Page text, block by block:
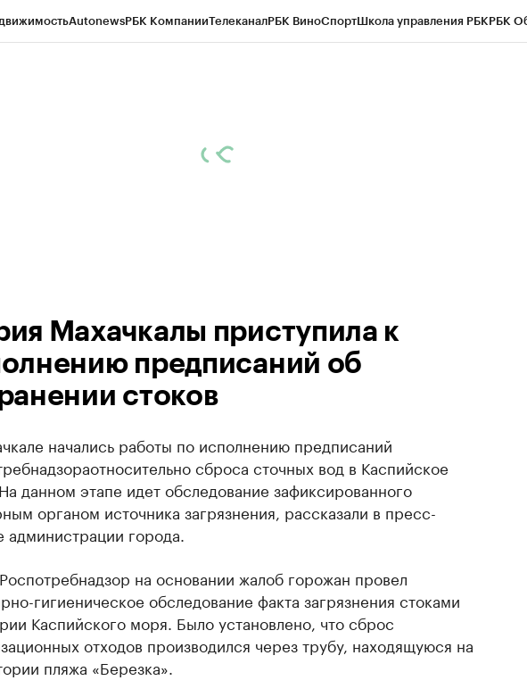
AutonewsРБК КомпанииТелеканалРБК ВиноСпортШкола управления РБКРБК
Махачкалы приступила к
предписаний об
стоков
начались работы по исполнению предписаний
сброса сточных вод в Каспийское
данном этапе идет обследование зафиксированного
органом источника загрязнения, рассказали в пресс-
администрации города.
на основании жалоб горожан провел
гигиеническое обследование факта загрязнения стоками
Каспийского моря. Было установлено, что сброс
отходов производился через трубу, находящуюся на
пляжа «Березка».